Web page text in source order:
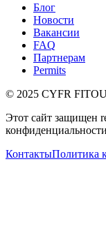
Блог
Новости
Вакансии
FAQ
Партнерам
Permits
© 2025 CYFR
Этот сайт защищен
КонтактыПолитика